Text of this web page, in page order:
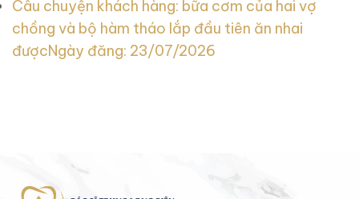
Câu chuyện khách hàng: bữa cơm của hai vợ
chồng và bộ hàm tháo lắp đầu tiên ăn nhai
đượcNgày đăng: 23/07/2026